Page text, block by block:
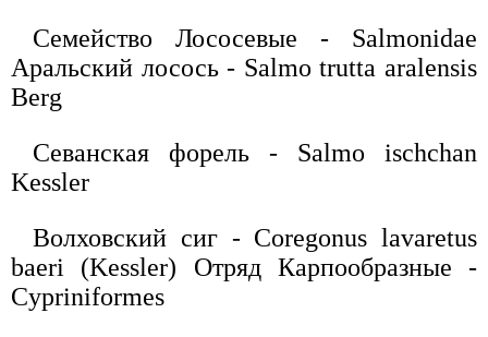
Семейство Лососевые - Salmonidae
Аральский лосось - Salmo trutta aralensis
Berg
Севанская форель - Salmo ischchan
Kessler
Волховский сиг - Coregonus lavaretus
baeri (Kessler) Отряд Карпообразные -
Cypriniformes